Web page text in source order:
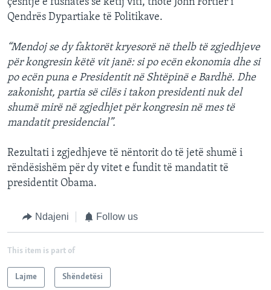
çështje e fushatës së këtij viti, thotë John Fortier i
Qendrës Dypartiake të Politikave.
“Mendoj se dy faktorët kryesorë në thelb të zgjedhjeve
për kongresin këtë vit janë: si po ecën ekonomia dhe si
po ecën puna e Presidentit në Shtëpinë e Bardhë. Dhe
zakonisht, partia së cilës i takon presidenti nuk del
shumë mirë në zgjedhjet për kongresin në mes të
mandatit presidencial”.
Rezultati i zgjedhjeve të nëntorit do të jetë shumë i
rëndësishëm për dy vitet e fundit të mandatit të
presidentit Obama.
Ndajeni Follow us
This item is part of
Lajme Shëndetësi